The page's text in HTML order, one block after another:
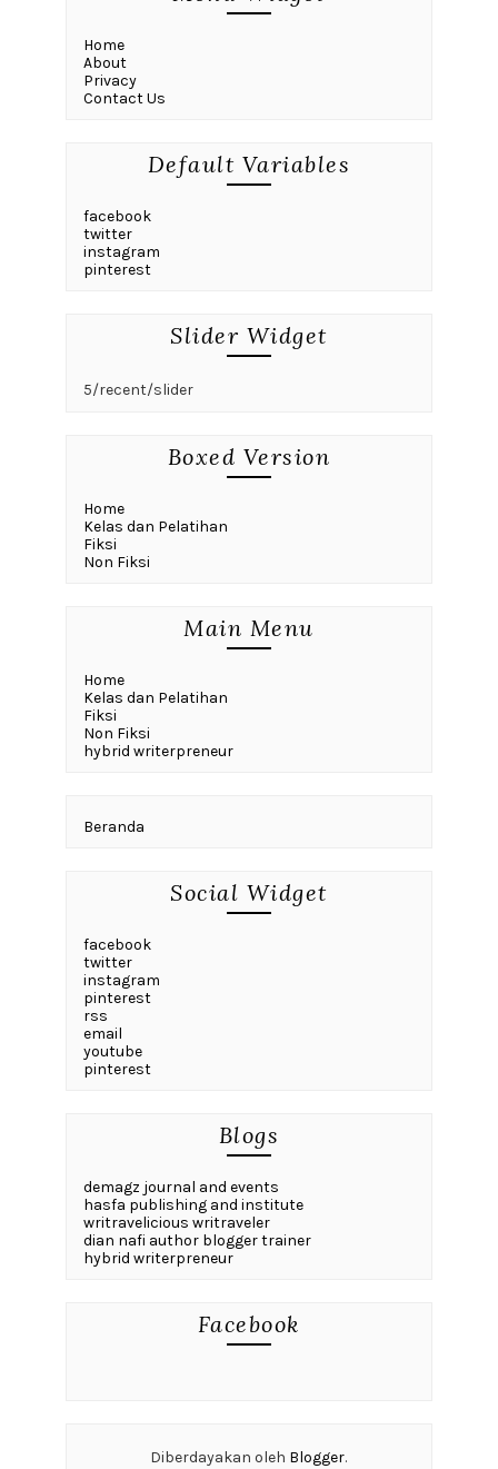
Home
About
Privacy
Contact Us
Default Variables
facebook
twitter
instagram
pinterest
Slider Widget
5/recent/slider
Boxed Version
Home
Kelas dan Pelatihan
Fiksi
Non Fiksi
Main Menu
Home
Kelas dan Pelatihan
Fiksi
Non Fiksi
hybrid writerpreneur
Beranda
Social Widget
facebook
twitter
instagram
pinterest
rss
email
youtube
pinterest
Blogs
demagz journal and events
hasfa publishing and institute
writravelicious writraveler
dian nafi author blogger trainer
hybrid writerpreneur
Facebook
Diberdayakan oleh Blogger.